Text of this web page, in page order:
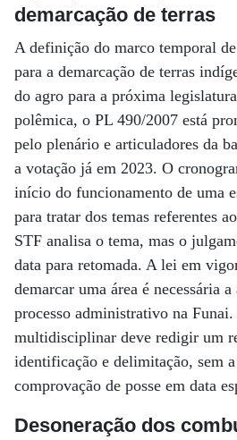
demarcação de terras
A definição do marco temporal
para a demarcação de terras
do agro para a próxima
polêmica, o PL 490/2007 está
pelo plenário e articuladores da
a votação já em 2023. O
início do funcionamento de uma
para tratar dos temas referentes
STF analisa o tema, mas o
data para retomada. A lei em
demarcar uma área é necessária
processo administrativo na
multidisciplinar deve redigir um
identificação e delimitação, sem a
comprovação de posse em data
Desoneração dos